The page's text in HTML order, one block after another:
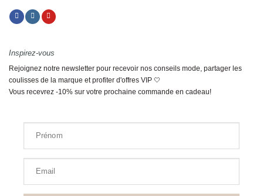
Inspirez-vous
Rejoignez notre newsletter pour recevoir nos conseils mode, partager les
coulisses de la marque et profiter d'offres VIP 🤍
Vous recevrez -10% sur votre prochaine commande en cadeau!
Prénom
Email